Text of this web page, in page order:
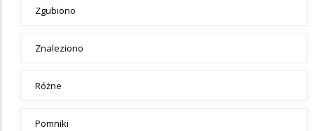
Zgubiono
Znaleziono
Różne
Pomniki